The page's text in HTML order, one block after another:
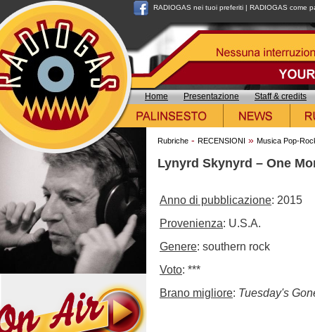
RADIOGAS nei tuoi preferiti | RADIOGAS come
Home Presentazione Staff & credits
Rubriche - RECENSIONI » Musica Pop-
Lynyrd Skynyrd – One
Anno di pubblicazione: 2015
Provenienza: U.S.A.
Genere: southern rock
Voto: ***
Brano migliore: Tuesday's